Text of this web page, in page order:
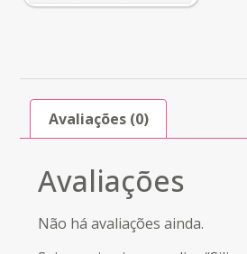
Avaliações (0)
Avaliações
Não há avaliações ainda.